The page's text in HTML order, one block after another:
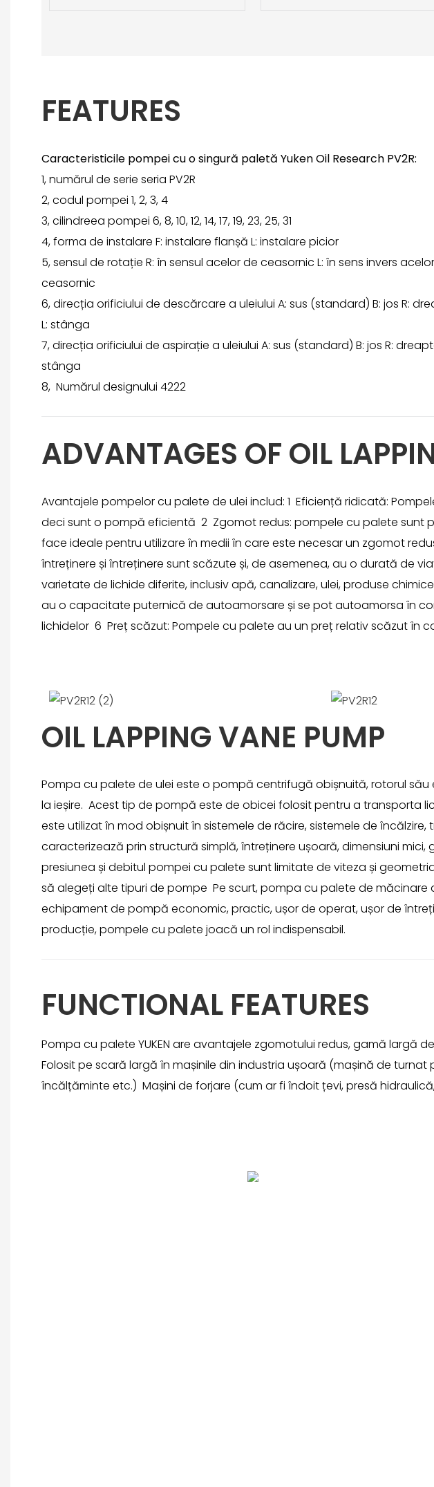
FEATURES
Caracteristicile pompei cu o singură paletă Yuken Oil Research PV2R:
1, numărul de serie seria PV2R
2, codul pompei 1, 2, 3, 4
3, cilindreea pompei 6, 8, 10, 12, 14, 17, 19, 23, 25, 31
4, forma de instalare F: instalare flanșă L: instalare picior
5, sensul de rotație R: în sensul acelor de ceasornic L: în sens invers
ceasornic
6, direcția orificiului de descărcare a uleiului A: sus (standard) B: jos R:
L: stânga
7, direcția orificiului de aspirație a uleiului A: sus (standard) B: jos R:
stânga
8, Numărul designului 4222
ADVANTAGES OF OIL
Avantajele pompelor cu palete de ulei includ: 1 Eficiență ridicată:
deci sunt o pompă eficientă 2 Zgomot redus: pompele cu palete
face ideale pentru utilizare în medii în care este necesar un zgomot
întreținere și întreținere sunt scăzute și, de asemenea, au o durată de
varietate de lichide diferite, inclusiv apă, canalizare, ulei, produse
au o capacitate puternică de autoamorsare și se pot autoamorsa în
lichidelor 6 Preț scăzut: Pompele cu palete au un preț relativ scăzut
OIL LAPPING VANE PUMP
Pompa cu palete de ulei este o pompă centrifugă obișnuită, rotorul
la ieșire. Acest tip de pompă este de obicei folosit pentru a transporta
este utilizat în mod obișnuit în sistemele de răcire, sistemele de
caracterizează prin structură simplă, întreținere ușoară, dimensiuni
presiunea și debitul pompei cu palete sunt limitate de viteza și
să alegeți alte tipuri de pompe Pe scurt, pompa cu palete de
echipament de pompă economic, practic, ușor de operat, ușor de
producție, pompele cu palete joacă un rol indispensabil.
FUNCTIONAL FEATURES
Pompa cu palete YUKEN are avantajele zgomotului redus, gamă largă
Folosit pe scară largă în mașinile din industria ușoară (mașină de
încălțăminte etc.) Mașini de forjare (cum ar fi îndoit țevi, presă